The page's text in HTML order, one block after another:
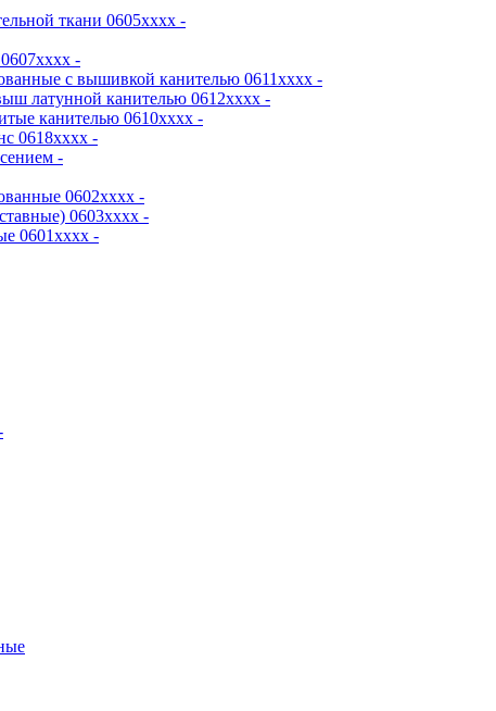
ткани 0605хххх -
-
с вышивкой канителью 0611хххх -
латунной канителью 0612хххх -
канителью 0610хххх -
0618хххх -
-
0602хххх -
0603хххх -
0601хххх -